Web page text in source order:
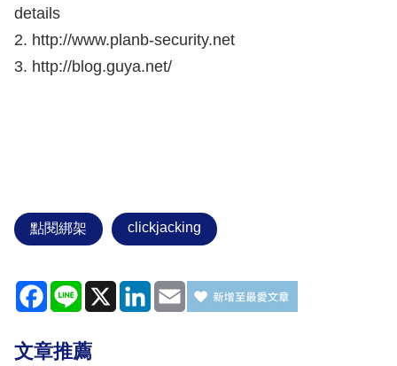
details
2. http://www.planb-security.net
3. http://blog.guya.net/
點閱綁架 clickjacking
Facebook
Line X LinkedIn
Email
文章推薦